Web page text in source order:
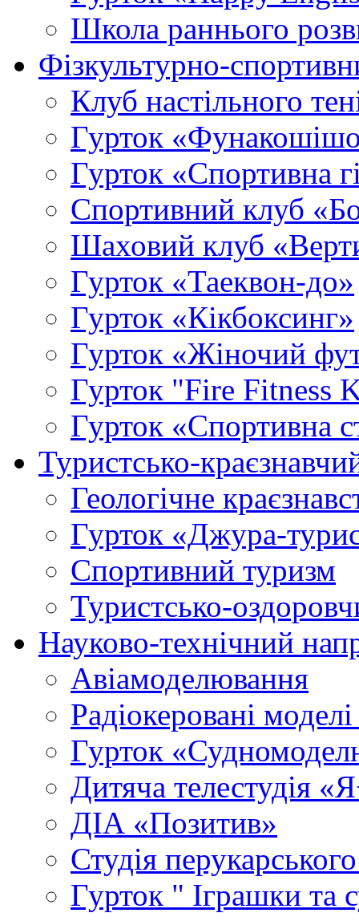
Школа раннього
Фізкультурно-
Клуб настільного
Гурток
Гурток «Спортивна
Спортивний клуб
Шаховий клуб
Гурток «Таеквон-до»
Гурток «Кікбоксинг»
Гурток «Жіночий
Гурток "Fire Fitness
Гурток «Спортивна
Туристсько-
Геологічне
Гурток «Джура-
Спортивний туризм
Туристсько-
Науково-технічний
Авіамоделювання
Радіокеровані моделі
Гурток
Дитяча телестудія
ДІА «Позитив»
Студія
Гурток " Іграшки та